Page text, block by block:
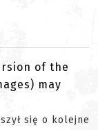
of the
may
się o kolejne